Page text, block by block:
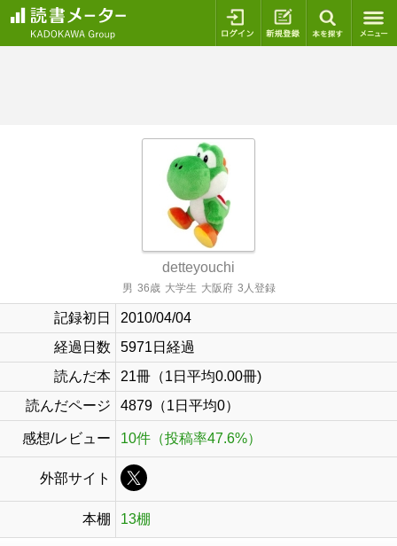
ログイン 新規登録
detteyouchi
男 36歳 大学生 大阪府 3人登録
記録初日
2010/04/04
経過日数
5971日経過
読んだ本
21冊（1日平均0.00冊)
読んだページ
4879（1日平均0）
感想/レビュー 10件（投稿率47.6%）
外部サイト
本棚 13棚